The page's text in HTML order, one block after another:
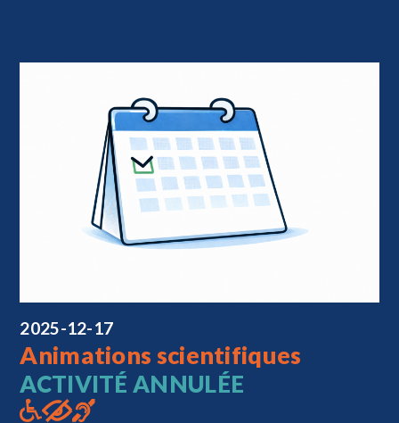
2025-12-17
Animations scientifiques
ACTIVITÉ ANNULÉE